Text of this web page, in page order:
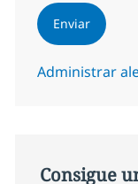
Enviar
Administrar
Consigue